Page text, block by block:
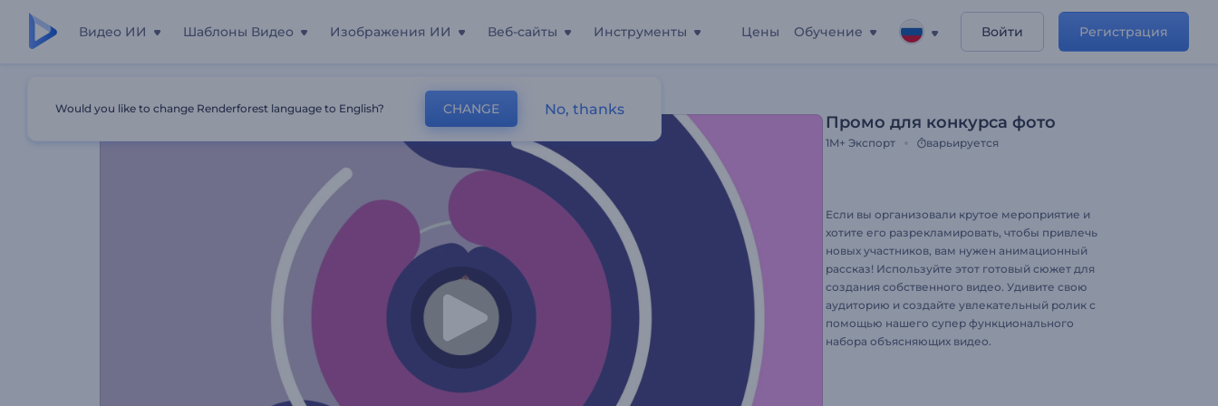
Видео ИИ Шаблоны Видео Изображения ИИ Веб-сайты Инструменты Цены Обучение Войти Регистрация
Промо для конкурса фото
1M+ Экспорт варьируется
Если вы организовали крутое мероприятие и
хотите его разрекламировать, чтобы привлечь
новых участников, вам нужен анимационный
рассказ! Используйте этот готовый сюжет для
создания собственного видео. Удивите свою
аудиторию и создайте увлекательный ролик с
помощью нашего супер функционального
набора объясняющих видео.
Would you like to change Renderforest language to English? CHANGE No, thanks